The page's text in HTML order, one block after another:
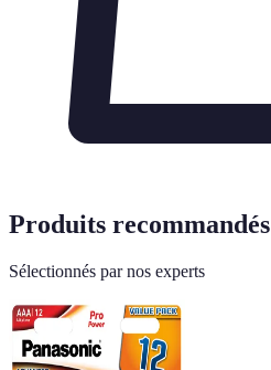
Produits recommandés
Sélectionnés par nos experts